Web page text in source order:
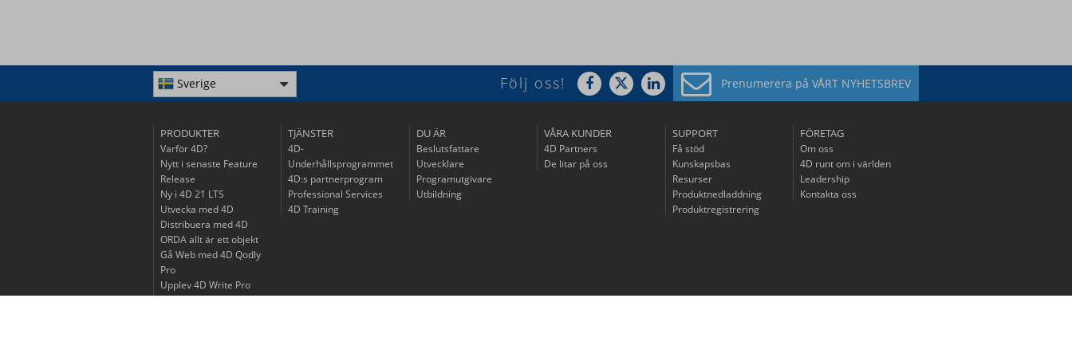
Sverige Prenumerera på VÅRT NYHETSBREV
Följ oss!
PRODUKTER
Varför 4D?
Nytt i senaste Feature
Release
Ny i 4D 21 LTS
Utvecka med 4D
Distribuera med 4D
ORDA allt är ett objekt
Gå Web med 4D Qodly
Pro
Upplev 4D Write Pro
Upptäck 4D View Pro
TJÄNSTER
4D-
Underhållsprogrammet
4D:s partnerprogram
Professional Services
4D Training
DU ÄR
Beslutsfattare
Utvecklare
Programutgivare
Utbildning
VÅRA KUNDER
4D Partners
De litar på oss
SUPPORT
Få stöd
Kunskapsbas
Resurser
Produktnedladdning
Produktregistrering
FÖRETAG
Om oss
4D runt om i världen
Leadership
Kontakta oss